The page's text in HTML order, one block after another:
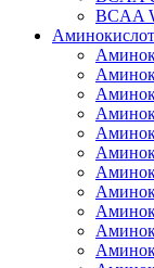
BCAA